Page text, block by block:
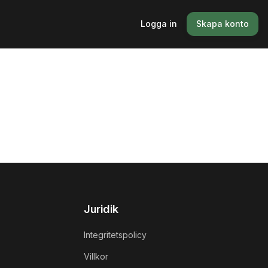
Logga in Skapa konto
Juridik
Integritetspolicy
Villkor